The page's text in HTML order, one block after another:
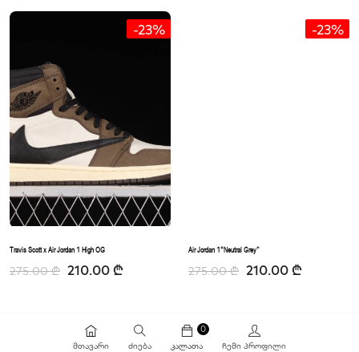
-23%
Travis Scott x Air Jordan 1 High OG
275.00₾ 210.00 ₾
-23%
Air Jordan 1“Neutral Grey”
275.00₾ 210.00 ₾
ᲛᲗᲐᲕᲐᲠᲘ ᲫᲘᲔᲑᲐ
0
ᲙᲐᲚᲐᲗᲐ
ᲩᲔᲛᲘ ᲞᲠᲝᲤᲘᲚᲘ